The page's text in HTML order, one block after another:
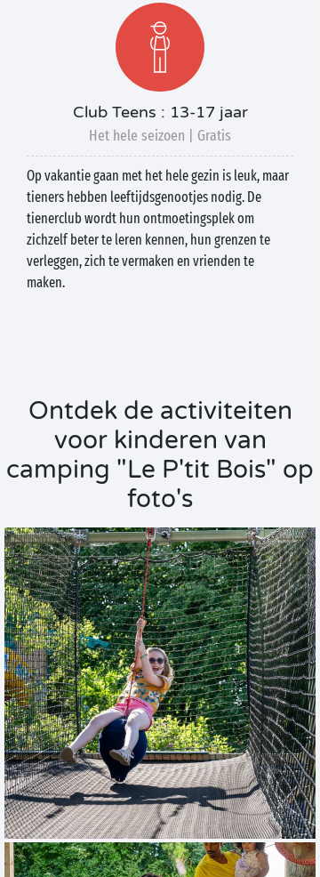
Club Teens : 13-17 jaar
Het hele seizoen | Gratis
Op vakantie gaan met het hele gezin is leuk, maar
tieners hebben leeftijdsgenootjes nodig. De
tienerclub wordt hun ontmoetingsplek om
zichzelf beter te leren kennen, hun grenzen te
verleggen, zich te vermaken en vrienden te
maken.
Ontdek de activiteiten
voor kinderen van
camping "Le P'tit Bois" op
foto's